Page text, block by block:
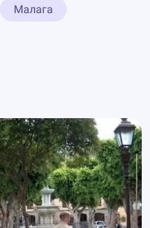
Малага